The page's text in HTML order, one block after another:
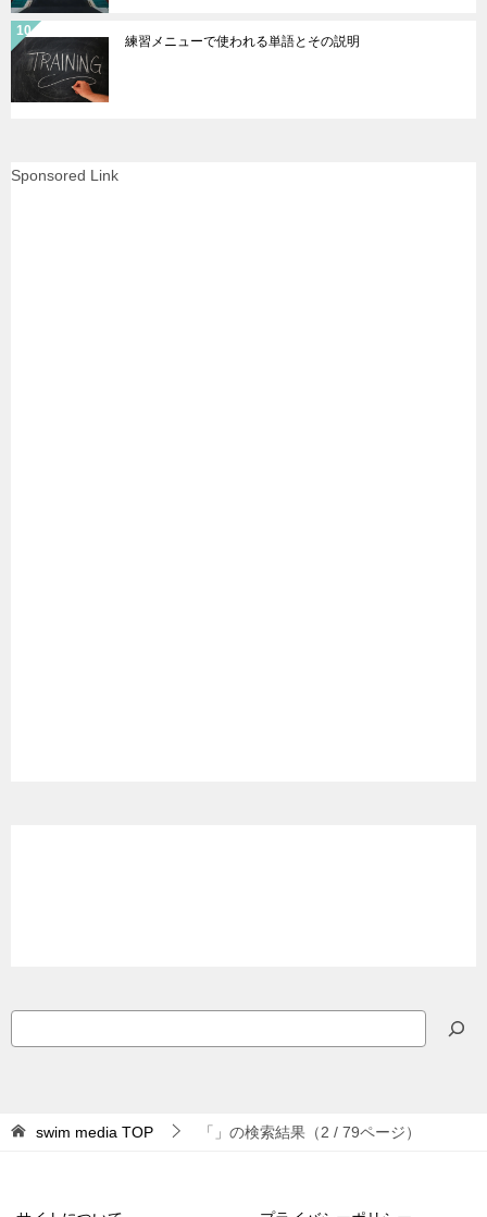
練習メニューで使われる単語とその説明
Sponsored Link
索
swim media TOP 「」の検索結果（2 / 79ページ）